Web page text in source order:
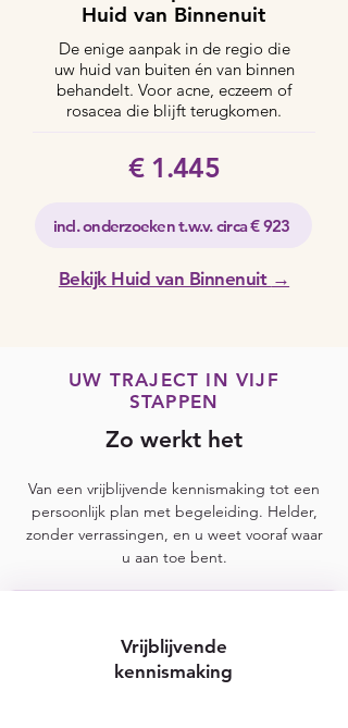
Huid van Binnenuit
De enige aanpak in de regio die
uw huid van buiten én van binnen
behandelt. Voor acne, eczeem of
rosacea die blijft terugkomen.
€ 1.445
incl. onderzoeken t.w.v. circa € 923
Bekijk Huid van Binnenuit →
UW TRAJECT IN VIJF
STAPPEN
Zo werkt het
Van een vrijblijvende kennismaking tot een
persoonlijk plan met begeleiding. Helder,
zonder verrassingen, en u weet vooraf waar
u aan toe bent.
Vrijblijvende
kennismaking